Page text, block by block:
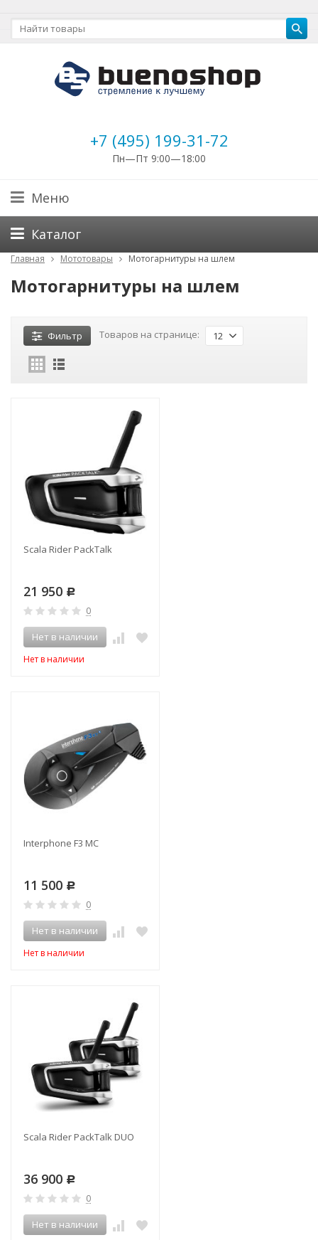
+7 (495) 199-31-72
Пн—Пт 9:00—18:00
Меню
Каталог
Главная Мототовары Мотогарнитуры на шлем
Мотогарнитуры на шлем
Фильтр Товаров на странице: 12
Scala Rider PackTalk
21 950 Р
0
Нет в наличии
Нет в наличии
Interphone F3 MC
11 500 Р
0
Нет в наличии
Нет в наличии
Scala Rider PackTalk DUO
36 900 Р
0
Нет в наличии